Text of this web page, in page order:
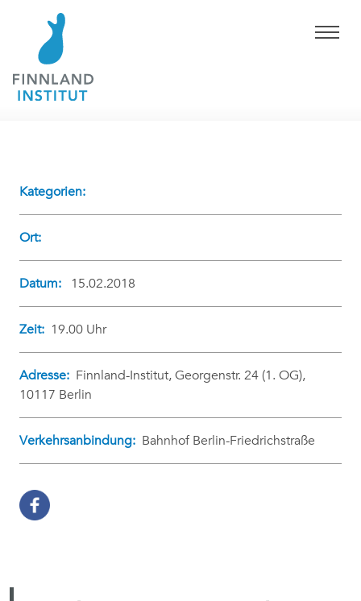
Kategorien:
Ort:
Datum: 15.02.2018
Zeit: 19.00 Uhr
Adresse: Finnland-Institut, Georgenstr. 24 (1. OG),
10117 Berlin
Verkehrsanbindung: Bahnhof Berlin-Friedrichstraße